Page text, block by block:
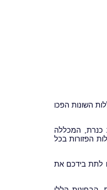
השונות הפכו
כנרת, המכללה
הפזורות בכל
לתת בידכם את